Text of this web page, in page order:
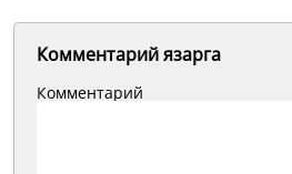
Комментарий язарга
Комментарий